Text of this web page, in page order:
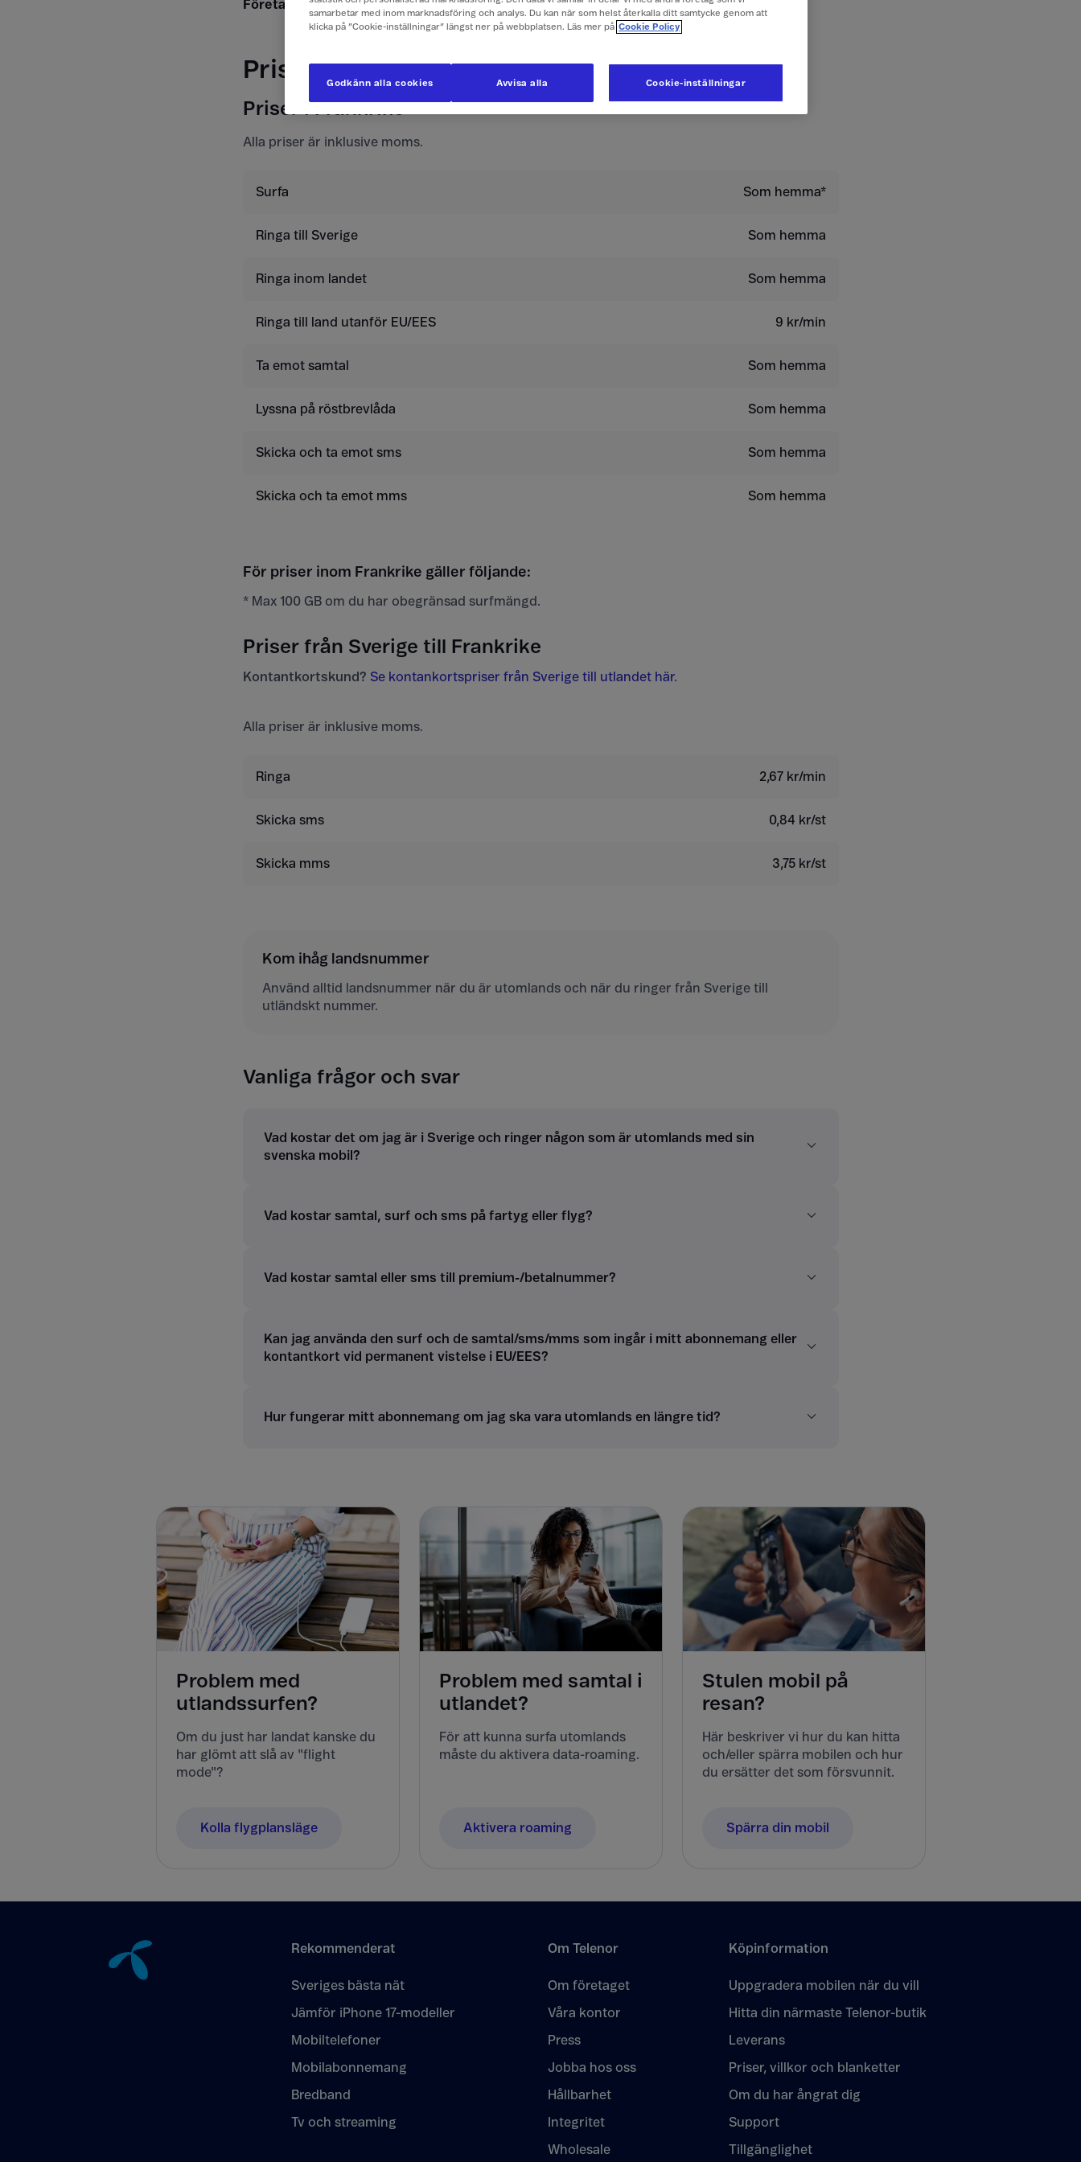
Företagskund? Se företagspriser här
Priser för mobilabonnemang och kontantkort
Priser i Frankrike
Alla priser är inklusive moms.
Surfa Som hemma*
Ringa till Sverige Som hemma
Ringa inom landet Som hemma
Ringa till land utanför EU/EES 9 kr/min
Ta emot samtal Som hemma
Lyssna på röstbrevlåda Som hemma
Skicka och ta emot sms Som hemma
Skicka och ta emot mms Som hemma
För priser inom Frankrike gäller följande:
* Max 100 GB om du har obegränsad surfmängd.
Priser från Sverige till Frankrike
Kontantkortskund? Se kontankortspriser från Sverige till utlandet här.
Alla priser är inklusive moms.
Ringa 2,67 kr/min
Skicka sms 0,84 kr/st
Skicka mms 3,75 kr/st
Kom ihåg landsnummer
Använd alltid landsnummer när du är utomlands och när du ringer från Sverige till
utländskt nummer.
Vanliga frågor och svar
Vad kostar det om jag är i Sverige och ringer någon som är utomlands med sin
svenska mobil?
Vad kostar samtal, surf och sms på fartyg eller flyg?
Vad kostar samtal eller sms till premium-/betalnummer?
Kan jag använda den surf och de samtal/sms/mms som ingår i mitt abonnemang eller
kontantkort vid permanent vistelse i EU/EES?
Hur fungerar mitt abonnemang om jag ska vara utomlands en längre tid?
Problem med
utlandssurfen?
Om du just har landat kanske du
har glömt att slå av "flight
mode"?
Kolla flygplansläge
Problem med samtal i
utlandet?
För att kunna surfa utomlands
måste du aktivera data-roaming.
Aktivera roaming
Stulen mobil på
resan?
Här beskriver vi hur du kan hitta
och/eller spärra mobilen och hur
du ersätter det som försvunnit.
Spärra din mobil
Rekommenderat
Sveriges bästa nät
Jämför iPhone 17-modeller
Mobiltelefoner
Mobilabonnemang
Bredband
Tv och streaming
Om Telenor
Om företaget
Våra kontor
Press
Jobba hos oss
Hållbarhet
Integritet
Wholesale
Köpinformation
Uppgradera mobilen när du vill
Hitta din närmaste Telenor-butik
Leverans
Priser, villkor och blanketter
Om du har ångrat dig
Support
Tillgänglighet
samarbetar med inom marknadsföring och analys. Du kan när som helst återkalla ditt samtycke genom att
klicka på ”Cookie-inställningar” längst ner på webbplatsen. Läs mer på Cookie Policy
Cookie-inställningar
Avvisa alla
Godkänn alla cookies